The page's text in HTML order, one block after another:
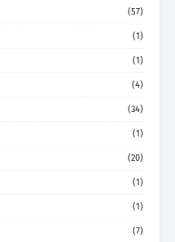
(57)
(1)
(1)
(4)
(34)
(1)
(20)
(1)
(1)
(7)